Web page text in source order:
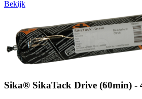
Bekijk
Sika® SikaTack Drive (60min) -